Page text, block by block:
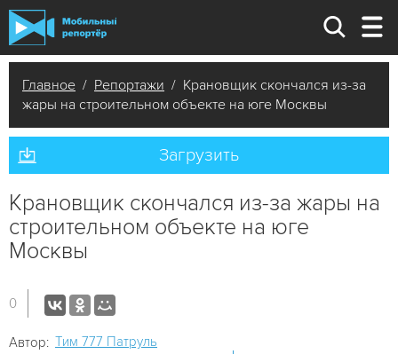
Главное / Репортажи / Крановщик скончался из-за
жары на строительном объекте на юге Москвы
Загрузить
Крановщик скончался из-за жары на
строительном объекте на юге
Москвы
0
Автор: Tим 777 Патруль